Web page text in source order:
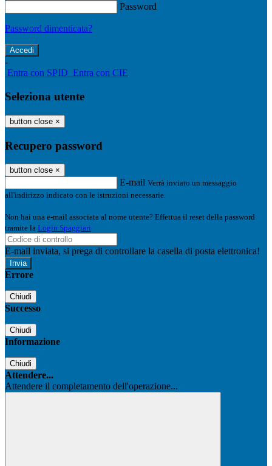
Password
Password dimenticata?
-
Entra con SPID Entra con CIE
Seleziona utente
button close ×
Recupero password
button close ×
E-mail Verrà inviato un messaggio
all'indirizzo indicato con le istruzioni necessarie.
Non hai una e-mail associata al nome utente? Effettua il reset della password
tramite la Login Spaggiari
E-mail inviata, si prega di controllare la casella di posta elettronica!
Errore
Chiudi
Successo
Chiudi
Informazione
Chiudi
Attendere...
Attendere il completamento dell'operazione...